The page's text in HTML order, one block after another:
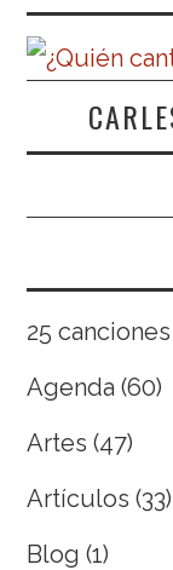
25 canciones
Agenda (60)
Artes (47)
Artículos (33)
Blog (1)